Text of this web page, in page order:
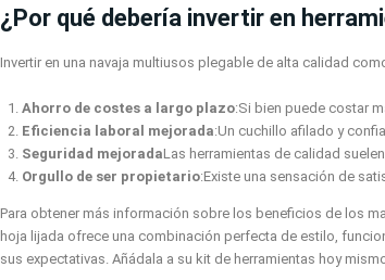
¿Por qué debería invertir en
Invertir en una navaja multiusos plegable de alta calidad
Ahorro de costes a largo plazo:Si bien puede costar
Eficiencia laboral mejorada:Un cuchillo afilado y
Seguridad mejoradaLas herramientas de calidad
Orgullo de ser propietario:Existe una sensación de
Para obtener más información sobre los beneficios de los
hoja lijada ofrece una combinación perfecta de estilo,
sus expectativas. Añádala a su kit de herramientas hoy